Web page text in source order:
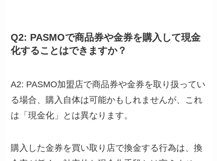
Q2: PASMOで商品券や金券を購入して現金
化することはできますか？
A2: PASMO加盟店で商品券や金券を取り扱ってい
る場合、購入自体は可能かもしれませんが、これ
は「現金化」とは異なります。
購入した金券を買い取り店で換金する行為は、換